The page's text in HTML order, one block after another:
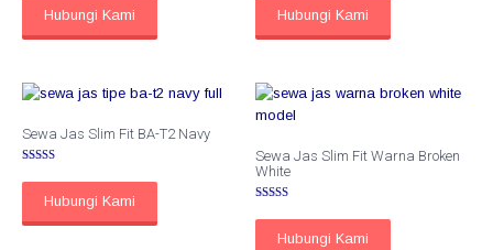
dari 5Hubungi Kami
dari 5Hubungi Kami
Sewa Jas Slim Fit BA-T2 Navy
5.00
dari 5Hubungi Kami
Sewa Jas Slim Fit Warna Broken
White
5.00
dari 5Hubungi Kami